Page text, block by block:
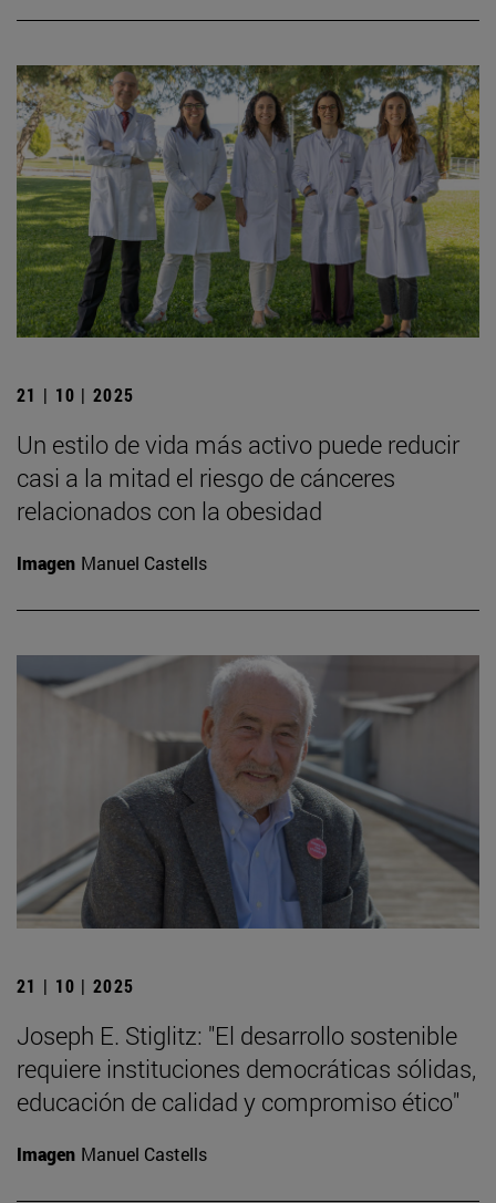
21 | 10 | 2025
Un estilo de vida más activo puede reducir
casi a la mitad el riesgo de cánceres
relacionados con la obesidad
Imagen Manuel Castells
21 | 10 | 2025
Joseph E. Stiglitz: "El desarrollo sostenible
requiere instituciones democráticas sólidas,
educación de calidad y compromiso ético"
Imagen Manuel Castells